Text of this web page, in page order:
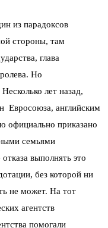
из парадоксов
стороны, там
глава
Но
лет назад,
Евросоюза, английским
официально приказано
семьями
выполнять это
без которой ни
не может. На тот
агентств
помогали